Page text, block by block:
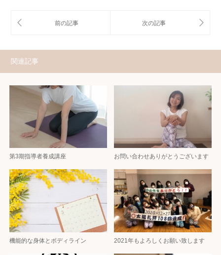
関連記事
第3期指導者養成講座 お問い合わせありがとうございます
機能的な身体とボディライン 2021年もよろしくお願い致します